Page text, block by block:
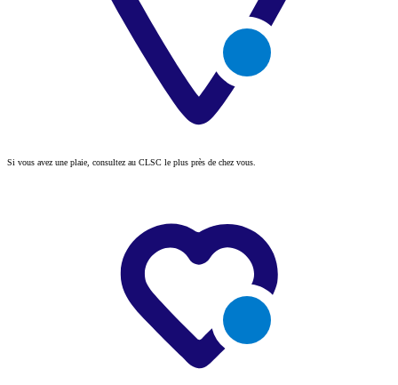
Si vous avez une plaie, consultez au CLSC le plus près de chez vous.